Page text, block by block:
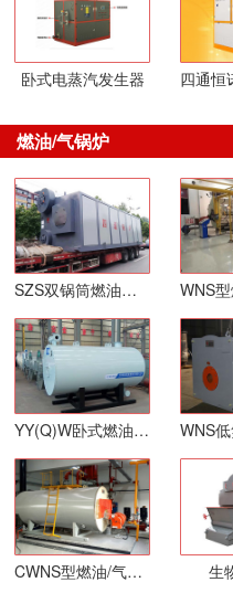
卧式电蒸汽发生器
燃油/气锅炉
SZS双锅筒燃油气锅炉
YY(Q)W卧式燃油、气导热油炉（定制低氮30毫克）
CWNS型燃油/气常压热水锅炉 生